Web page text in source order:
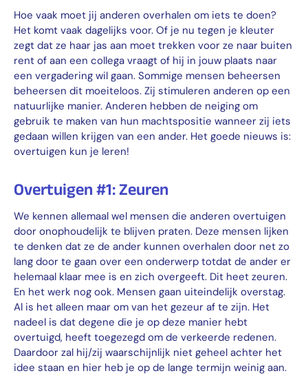
Hoe vaak moet jij anderen overhalen om iets te doen?
Het komt vaak dagelijks voor. Of je nu tegen je kleuter
zegt dat ze haar jas aan moet trekken voor ze naar buiten
rent of aan een collega vraagt of hij in jouw plaats naar
een vergadering wil gaan. Sommige mensen beheersen
beheersen dit moeiteloos. Zij stimuleren anderen op een
natuurlijke manier. Anderen hebben de neiging om
gebruik te maken van hun machtspositie wanneer zij iets
gedaan willen krijgen van een ander. Het goede nieuws is:
overtuigen kun je leren!
Overtuigen #1: Zeuren
We kennen allemaal wel mensen die anderen overtuigen
door onophoudelijk te blijven praten. Deze mensen lijken
te denken dat ze de ander kunnen overhalen door net zo
lang door te gaan over een onderwerp totdat de ander er
helemaal klaar mee is en zich overgeeft. Dit heet zeuren.
En het werk nog ook. Mensen gaan uiteindelijk overstag.
Al is het alleen maar om van het gezeur af te zijn. Het
nadeel is dat degene die je op deze manier hebt
overtuigd, heeft toegezegd om de verkeerde redenen.
Daardoor zal hij/zij waarschijnlijk niet geheel achter het
idee staan en hier heb je op de lange termijn weinig aan.